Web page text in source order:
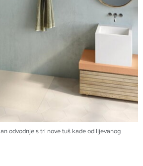
odvodnje s tri nove tuš kade od lijevanog